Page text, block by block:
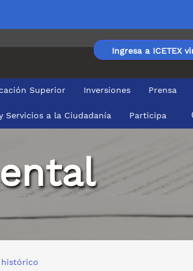
Ingresa a ICETEX
Superior Inversiones Prensa
Servicios a la Ciudadanía Participa